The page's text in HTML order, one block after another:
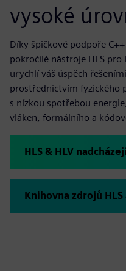
vysoké
Díky špičkové podpoře
pokročilé nástroje HLS pro
urychlí váš úspěch
prostřednictvím fyzického
s nízkou spotřebou
vláken, formálního a
HLS & HLV
Knihovna zdrojů HLS